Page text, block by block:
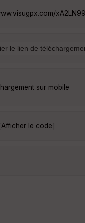
sur mobile
Afficher le code]